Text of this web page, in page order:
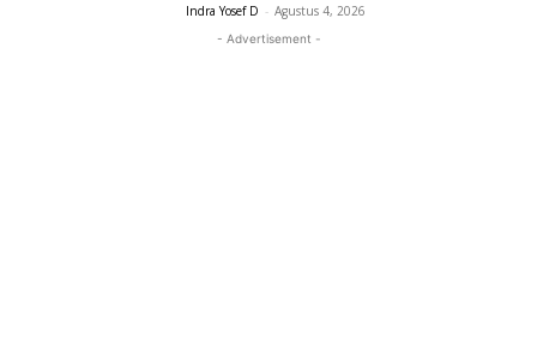
Indra Yosef D - Agustus 4, 2026
- Advertisement -